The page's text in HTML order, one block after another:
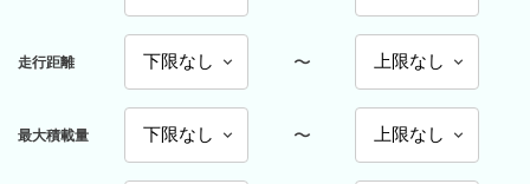
走行距離 〜
最大積載量 〜